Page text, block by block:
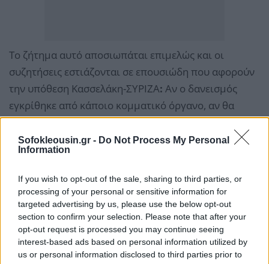
Sofokleousin.gr - Do Not Process My Personal
Information
If you wish to opt-out of the sale, sharing to third parties, or
processing of your personal or sensitive information for
targeted advertising by us, please use the below opt-out
section to confirm your selection. Please note that after your
opt-out request is processed you may continue seeing
interest-based ads based on personal information utilized by
us or personal information disclosed to third parties prior to
Το ζήτημα αυτό αποσιωπάται επιμελώς και οι
συζητήσεις εστιάζονται σε επουσιώδη που αφορούν
την υπόθεση Κασσελάκη-ΣΥΡΙΖΑ: Αν ο δανεισμός
εγκρίθηκε από κάποιο κομματικό όργανο, αν θα
δοθεί στη δημοσιότητα η δανειακή σύμβαση ώστε να
γίνει γνωστό το ακριβές ποσό και οι όροι
αποπληρωμής του κλπ.
Γίνεται μάλιστα και συστηματική διαστρέβλωση της
πραγματικότητας και των γεγονότων: Το δάνειο δεν
δόθηκε από τον κ. Κασσελάκη, ούτε το πήρε ο ΣΥΡΙΖΑ.
Το χορήγησε μία ανώνυμη εταιρεία – που ελέγχεται
προφανώς από τον επιχειρηματία πρόεδρο του